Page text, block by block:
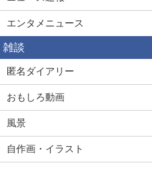
エンタメニュース
雑談
匿名ダイアリー
おもしろ動画
風景
自作画・イラスト